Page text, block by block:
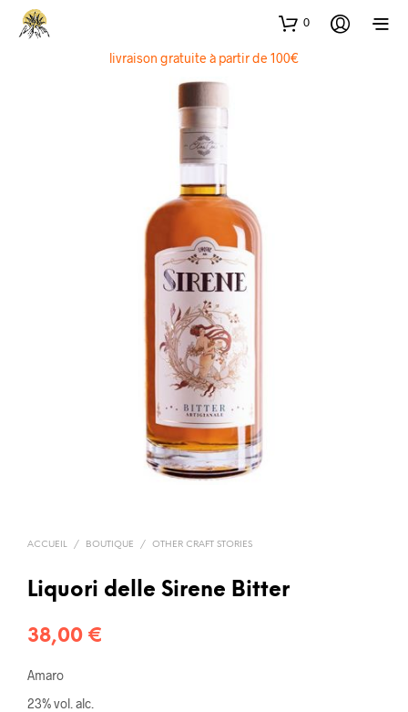
0
livraison gratuite à partir de 100€
ACCUEIL / BOUTIQUE / OTHER CRAFT STORIES
Liquori delle Sirene Bitter
38,00 €
Amaro
23% vol. alc.